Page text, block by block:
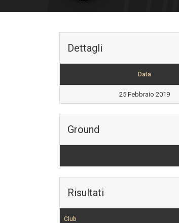
Dettagli
Data
25 Febbraio 2019
Ground
Risultati
Club